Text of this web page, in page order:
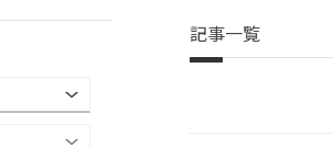
記事一覧